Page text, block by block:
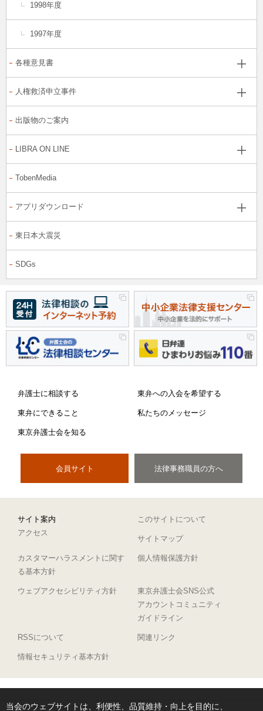
1998年度
1997年度
各種意見書
人権救済申立事件
出版物のご案内
LIBRA ON LINE
TobenMedia
アプリダウンロード
東日本大震災
SDGs
当会のウェブサイトは、利便性、品質維持・向上を目的に、
弁護士に相談する 東弁への入会を希望する
東弁にできること 私たちのメッセージ
東京弁護士会を知る
会員サイト 法律事務職員の方へ
サイト案内
このサイトについて
アクセス
サイトマップ
カスタマーハラスメントに関す
る基本方針
個人情報保護方針
ウェブアクセシビリティ方針
東京弁護士会SNS公式
アカウントコミュニティ
ガイドライン
RSSについて 関連リンク
情報セキュリティ基本方針